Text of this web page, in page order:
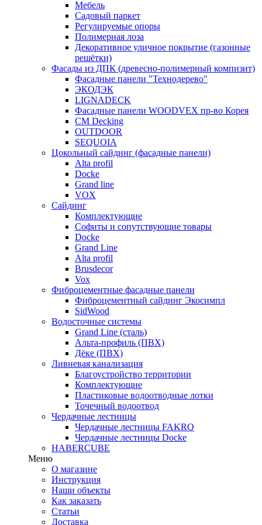
Мебель
Садовый паркет
Регулируемые опоры
Полимерная лоза
Декоративное уличное покрытие (газонные
решётки)
Фасады из ДПК (древесно-полимерный компизит)
Фасадные панели "Технодерево"
ЭКОДЭК
LIGNADECK
Фасадные панели WOODVEX пр-во Корея
CM Decking
OUTDOOR
SEQUOIA
Цокольный сайдинг (фасадные панели)
Alta profil
Docke
Grand line
VOX
Сайдинг
Комплектующие
Софиты и сопутствующие товары
Docke
Grand Line
Alta profil
Brusdecor
Vox
Фиброцементные фасадные панели
Фиброцементный сайдинг Экосимпл
SidWood
Водосточные системы
Grand Line (сталь)
Альта-профиль (ПВХ)
Дёке (ПВХ)
Ливневая канализация
Благоустройство территории
Комплектующие
Пластиковые водоотводные лотки
Точечный водоотвод
Чердачные лестницы
Чердачные лестницы FAKRO
Чердачные лестницы Docke
HABERCUBE
Меню
О магазине
Инструкция
Наши объекты
Как заказать
Статьи
Доставка